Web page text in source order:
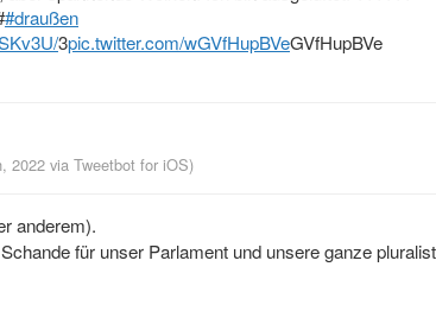
#draußen
3pic.twitter.com/wGVfHupBVeGVfHupBVe
2022 via Tweetbot for iΟS)
anderem).
für unser Parlament und unsere ganze